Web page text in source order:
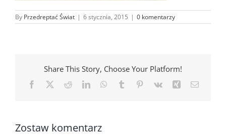
By Przedreptać Świat | 6 stycznia, 2015 | 0 komentarzy
Share This Story, Choose Your Platform!
Facebook RedditLinkedInWhatsApp
Tumblr Pinterest
Vk Xing Email
Zostaw komentarz